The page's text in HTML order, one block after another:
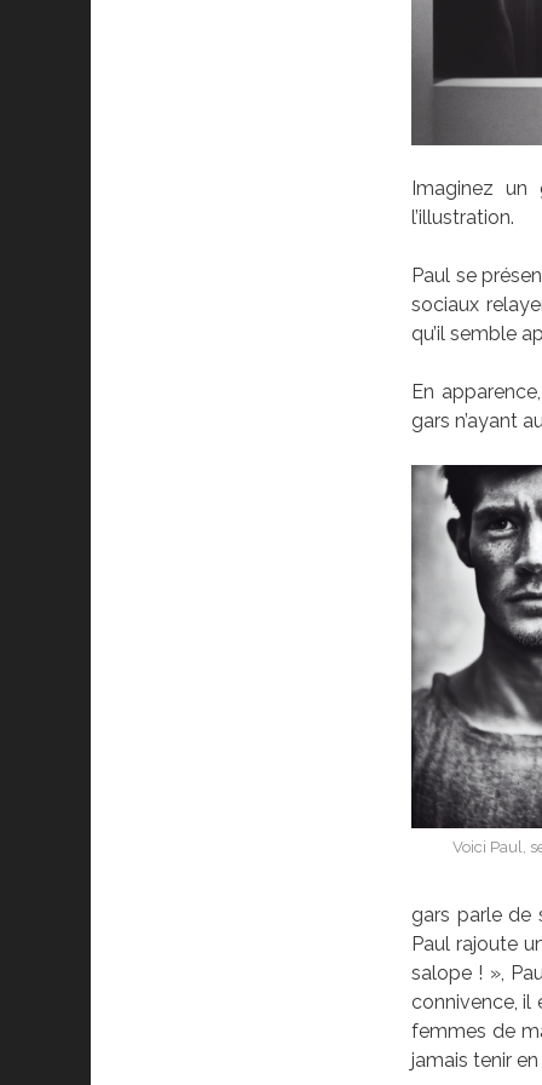
Imaginez un
l’illustration.
Paul se
sociaux
qu’il semble
En
gars n’ayant
Voici Paul,
gars parle de
Paul rajoute
salope ! »,
connivence, il
femmes de
jamais tenir